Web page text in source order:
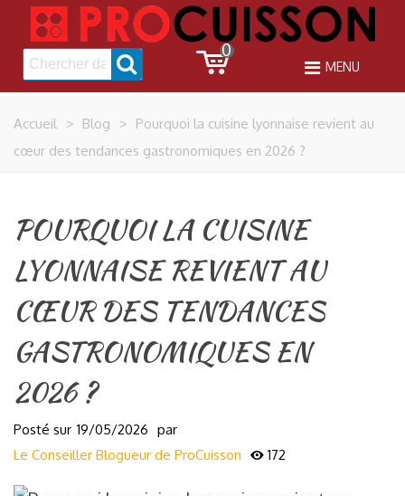
0
MENU
Accueil > Blog > Pourquoi la cuisine lyonnaise revient au
cœur des tendances gastronomiques en 2026 ?
POURQUOI LA CUISINE
LYONNAISE REVIENT AU
CŒUR DES TENDANCES
GASTRONOMIQUES EN
2026 ?
Posté sur 19/05/2026 par
Le Conseiller Blogueur de ProCuisson
172